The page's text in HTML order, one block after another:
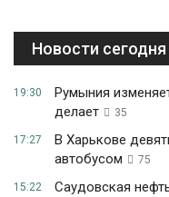
Новости сегодня
19:30
Румыния
делает
35
17:27
В Харькове
автобусом
75
15:22
Саудовская